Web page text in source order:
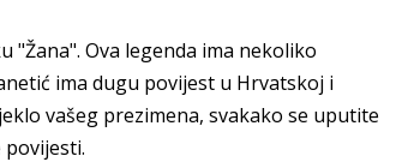
"Žana". Ova legenda ima nekoliko
ima dugu povijest u Hrvatskoj i
vašeg prezimena, svakako se uputite